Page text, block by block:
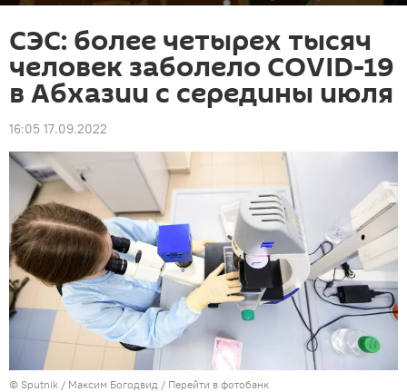
СЭС: более четырех тысяч
человек заболело COVID-19
в Абхазии с середины июля
16:05 17.09.2022
© Sputnik / Максим Богодвид / Перейти в фотобанк